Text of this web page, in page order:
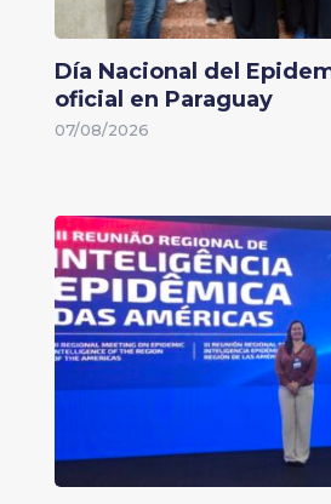
Día Nacional del
oficial en Paraguay
07/08/2026